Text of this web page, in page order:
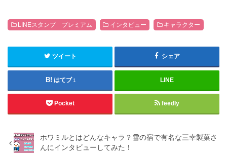
LINEスタンプ プレミアム インタビュー キャラクター
ツイート シェア
はてブ 1 LINE
Pocket feedly
ホワミルとはどんなキャラ？雪の宿で有名な三幸製菓さ
んにインタビューしてみた！